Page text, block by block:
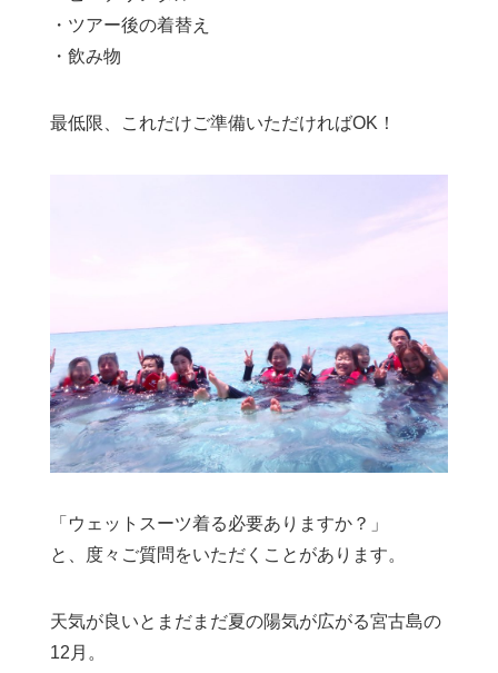
・ツアー後の着替え
・飲み物
最低限、これだけご準備いただければOK！
「ウェットスーツ着る必要ありますか？」
と、度々ご質問をいただくことがあります。
天気が良いとまだまだ夏の陽気が広がる宮古島の
12月。